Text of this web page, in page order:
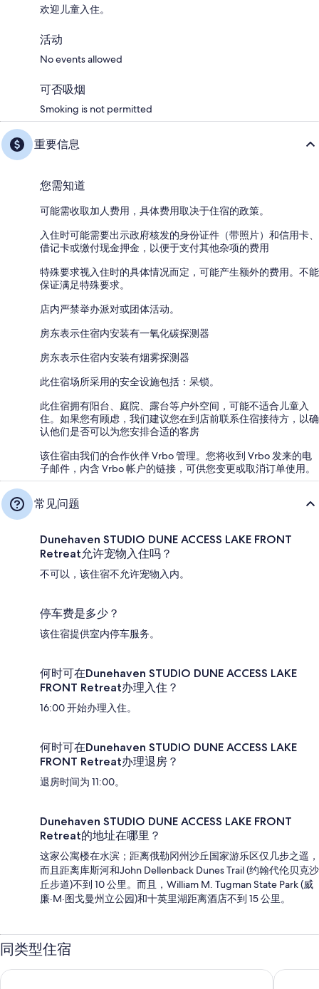
欢迎儿童入住。
活动
No events allowed
可否吸烟
Smoking is not permitted
重要信息
您需知道
可能需收取加人费用，具体费用取决于住宿的政策。
入住时可能需要出示政府核发的身份证件（带照片）和信用卡、
借记卡或缴付现金押金，以便于支付其他杂项的费用
特殊要求视入住时的具体情况而定，可能产生额外的费用。不能
保证满足特殊要求。
店内严禁举办派对或团体活动。
房东表示住宿内安装有一氧化碳探测器
房东表示住宿内安装有烟雾探测器
此住宿场所采用的安全设施包括：呆锁。
此住宿拥有阳台、庭院、露台等户外空间，可能不适合儿童入
住。如果您有顾虑，我们建议您在到店前联系住宿接待方，以确
认他们是否可以为您安排合适的客房
该住宿由我们的合作伙伴 Vrbo 管理。您将收到 Vrbo 发来的电
子邮件，内含 Vrbo 帐户的链接，可供您变更或取消订单使用。
常见问题
Dunehaven STUDIO DUNE ACCESS LAKE FRONT
Retreat允许宠物入住吗？
不可以，该住宿不允许宠物入内。
停车费是多少？
该住宿提供室内停车服务。
何时可在Dunehaven STUDIO DUNE ACCESS LAKE
FRONT Retreat办理入住？
16:00 开始办理入住。
何时可在Dunehaven STUDIO DUNE ACCESS LAKE
FRONT Retreat办理退房？
退房时间为 11:00。
Dunehaven STUDIO DUNE ACCESS LAKE FRONT
Retreat的地址在哪里？
这家公寓楼在水滨；距离俄勒冈州沙丘国家游乐区仅几步之遥，
而且距离库斯河和John Dellenback Dunes Trail (约翰代伦贝克沙
丘步道)不到 10 公里。而且，William M. Tugman State Park (威
廉·M·图戈曼州立公园)和十英里湖距离酒店不到 15 公里。
同类型住宿
水滨旅馆及套房，凯悦臻选酒店 库斯贝